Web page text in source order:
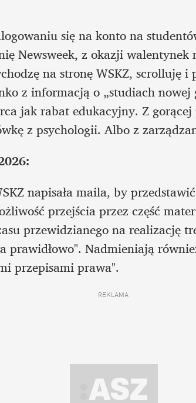
się na konto na
Newsweek, z okazji walentynek
na stronę WSKZ, scrolluję
z informacją o „studiach
jak rabat edukacyjny. Z
z psychologii. Albo z
napisała maila, by
przejścia przez część
przewidzianego na realizację
prawidłowo". Nadmieniają
przepisami prawa".
REKLAMA